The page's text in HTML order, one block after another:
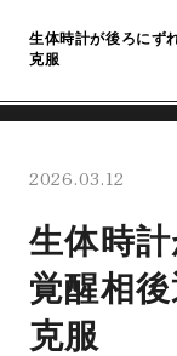
生体時計が後ろにず
克服
2026.03.12
生体時
覚醒相
克服